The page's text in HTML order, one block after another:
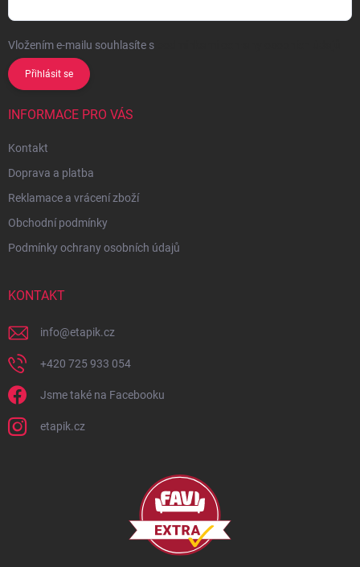
Vložením e-mailu souhlasíte s
Přihlásit se
INFORMACE PRO VÁS
Kontakt
Doprava a platba
Reklamace a vrácení zboží
Obchodní podmínky
Podmínky ochrany osobních údajů
KONTAKT
info@etapik.cz
+420 725 933 054
Jsme také na Facebooku
etapik.cz